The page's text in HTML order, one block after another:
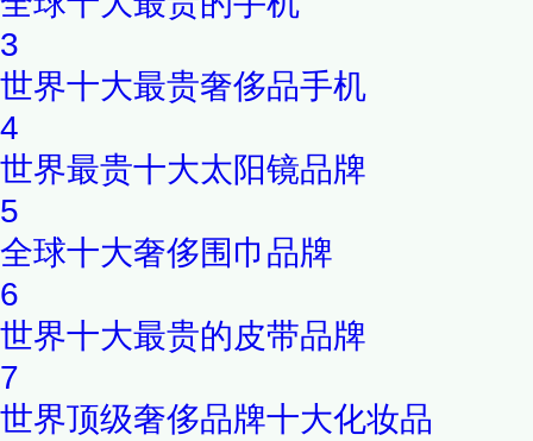
3
世界十大最贵奢侈品手机
4
世界最贵十大太阳镜品牌
5
全球十大奢侈围巾品牌
6
世界十大最贵的皮带品牌
7
世界顶级奢侈品牌十大化妆品